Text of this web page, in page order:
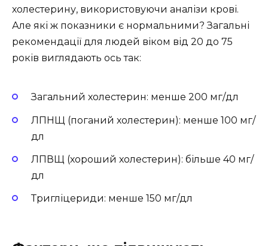
холестерину, використовуючи аналізи крові.
Але які ж показники є нормальними? Загальні
рекомендації для людей віком від 20 до 75
років виглядають ось так:
Загальний холестерин: менше 200 мг/дл
ЛПНЩ (поганий холестерин): менше 100 мг/
дл
ЛПВЩ (хороший холестерин): більше 40 мг/
дл
Тригліцериди: менше 150 мг/дл